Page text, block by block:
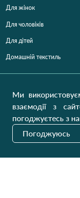
Для жінок
Для чоловіків
Для дітей
Домашній текстиль
Наші
Ми
взаємодії з
погоджуєтесь з
Погоджуюсь